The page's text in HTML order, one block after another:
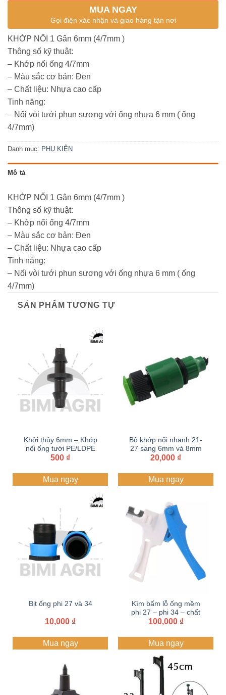
MUA NGAY
Gọi điện xác nhận và giao hàng tận nơi
KHỚP NỐI 1 Gân 6mm (4/7mm )
Thông số kỹ thuật:
– Khớp nối ống 4/7mm
– Màu sắc cơ bản: Đen
– Chất liệu: Nhựa cao cấp
Tinh năng:
– Nối vòi tưới phun sương với ống nhựa 6 mm ( ống
4/7mm)
Danh mục: PHỤ KIỆN
Mô tả
KHỚP NỐI 1 Gân 6mm (4/7mm )
Thông số kỹ thuật:
– Khớp nối ống 4/7mm
– Màu sắc cơ bản: Đen
– Chất liệu: Nhựa cao cấp
Tinh năng:
– Nối vòi tưới phun sương với ống nhựa 6 mm ( ống
4/7mm)
SẢN PHẨM TƯƠNG TỰ
Khởi thủy 6mm – Khớp
nối ống tưới PE/LDPE
6mm 2 đầu gân
500 ₫
Mua ngay
Bộ khớp nối nhanh 21-
27 sang 6mm và 8mm
20,000 ₫
Mua ngay
Bịt ống phi 27 và 34
10,000 ₫
Mua ngay
Kìm bấm lỗ ống mềm
phi 27 – phi 34 – chất
liệu nhựa cao cấp
100,000 ₫
Mua ngay